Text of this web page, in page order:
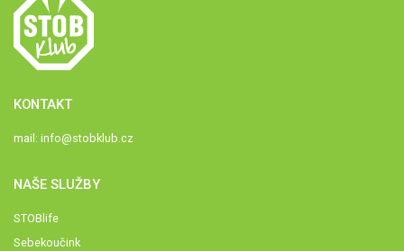
KONTAKT
mail: info@stobklub.cz
NAŠE SLUŽBY
STOBlife
Sebekoučink